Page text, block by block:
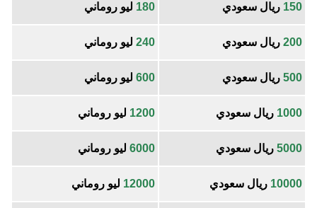
150 ريال سعودي 180 ليو روماني
200 ريال سعودي 240 ليو روماني
500 ريال سعودي 600 ليو روماني
1000 ريال سعودي 1200 ليو روماني
5000 ريال سعودي 6000 ليو روماني
10000 ريال سعودي 12000 ليو روماني